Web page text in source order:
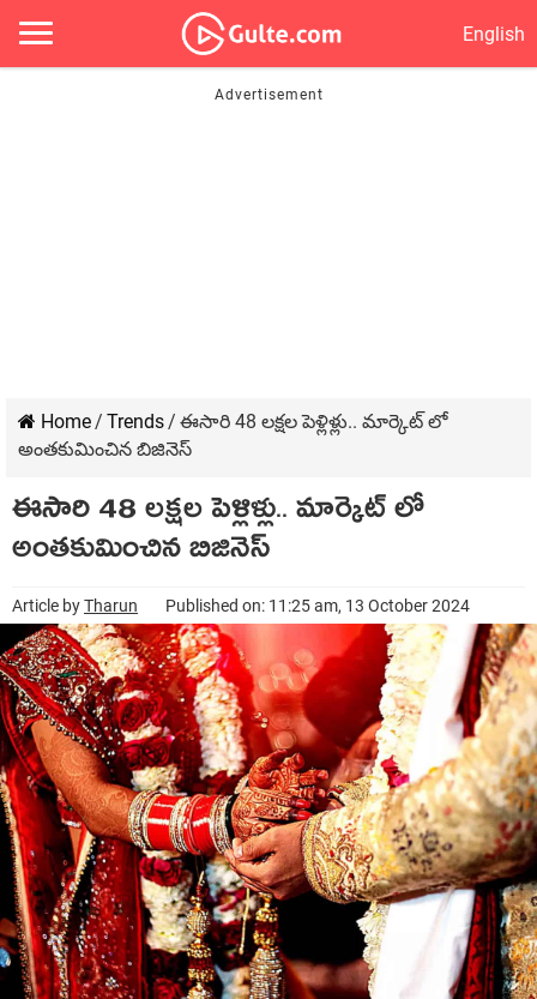
English
Home/ Trends/ ఈసారి 48 లక్షల పెళ్లిళ్లు.. మార్కెట్ లో
అంతకుమించిన బిజినెస్
ఈసారి 48 లక్షల పెళ్లిళ్లు.. మార్కెట్ లో
అంతకుమించిన బిజినెస్
Article byTharun Published on: 11:25 am, 13 October 2024